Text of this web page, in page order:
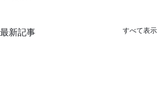
最新記事 すべて表示